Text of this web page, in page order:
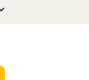
を表示